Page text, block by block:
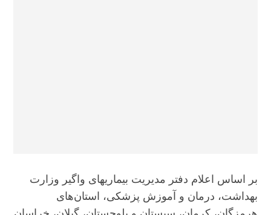
بر اساس اعلام دفتر مدیریت بیماریهای واگیر وزارت
بهداشت، درمان و آموزش پزشکی، استان‌های